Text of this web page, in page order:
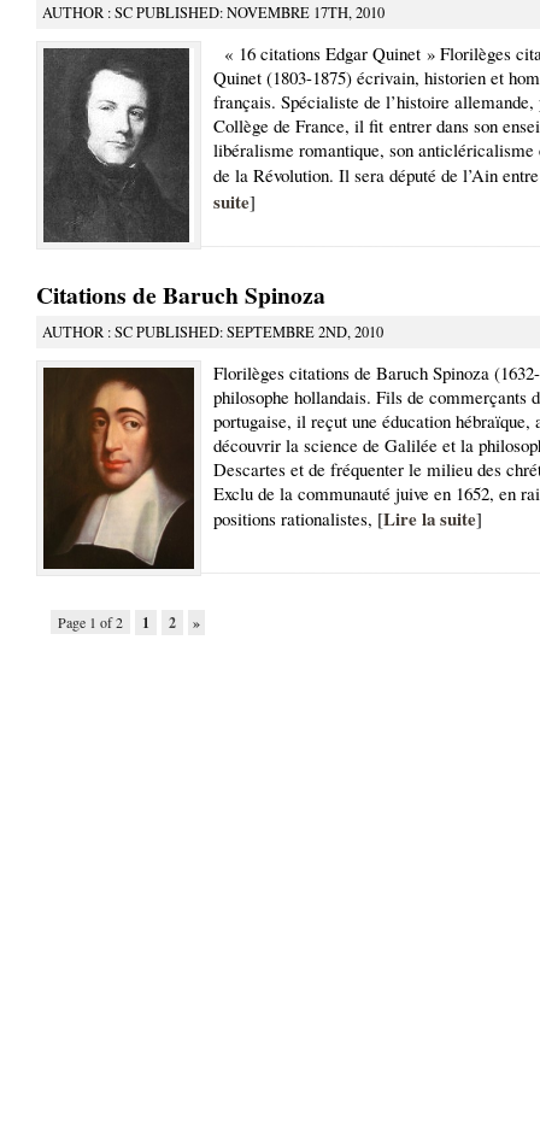
AUTHOR : SC PUBLISHED: NOVEMBRE 17TH, 2010
« 16 citations Edgar Quinet » Florilèges
Quinet (1803-1875) écrivain, historien et
français. Spécialiste de l’histoire allemande,
Collège de France, il fit entrer dans son
libéralisme romantique, son anticléricalisme
de la Révolution. Il sera député de l’Ain
suite]
Citations de Baruch Spinoza
AUTHOR : SC PUBLISHED: SEPTEMBRE 2ND, 2010
Florilèges citations de Baruch Spinoza
philosophe hollandais. Fils de commerçants
portugaise, il reçut une éducation hébraïque,
découvrir la science de Galilée et la
Descartes et de fréquenter le milieu des
Exclu de la communauté juive en 1652, en
positions rationalistes, [Lire la suite]
Page 1 of 2 1 2 »